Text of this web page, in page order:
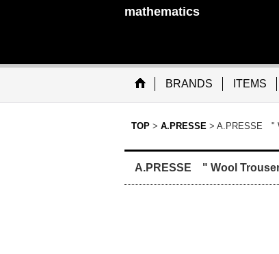
mathematics
BRANDS ITEMS
TOP > A.PRESSE > A.PRESSE "
A.PRESSE " Wool